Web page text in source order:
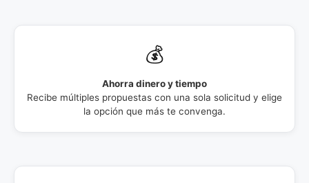
💰
Ahorra dinero y tiempo
Recibe múltiples propuestas con una sola solicitud y elige
la opción que más te convenga.